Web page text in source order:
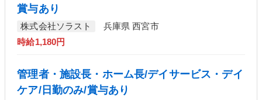
賞与あり
株式会社ソラスト
兵庫県 西宮市
時給1,180円
管理者・施設長・ホーム長/デイサービス・デイ
ケア/日勤のみ/賞与あり